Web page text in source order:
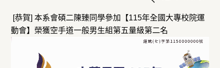
[恭賀] 本系會碩二陳臻同學參加【115年全國大專校院運
動會】榮獲空手道一般男生組第五量級第二名